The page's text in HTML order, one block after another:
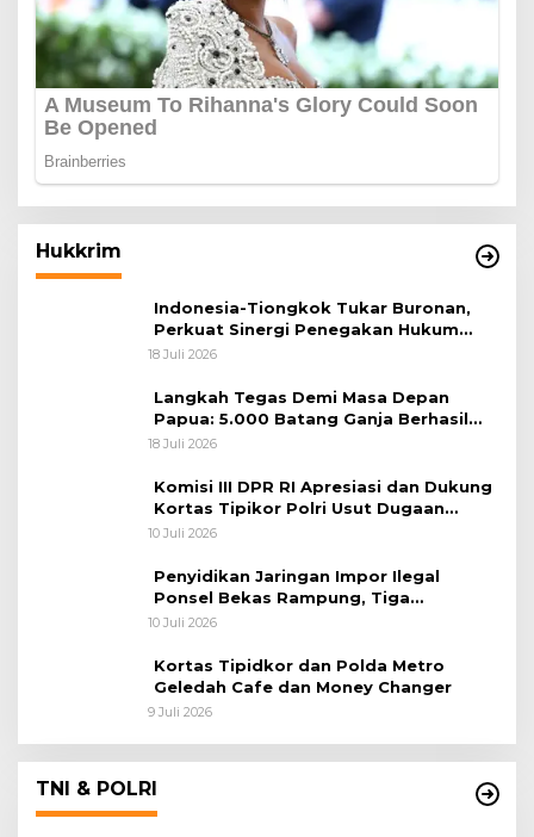
Hukkrim
Indonesia-Tiongkok Tukar Buronan,
Perkuat Sinergi Penegakan Hukum
Lintas Negara
18 Juli 2026
Langkah Tegas Demi Masa Depan
Papua: 5.000 Batang Ganja Berhasil
Diungkap Koops TNI Habema
18 Juli 2026
Komisi III DPR RI Apresiasi dan Dukung
Kortas Tipikor Polri Usut Dugaan
Korupsi Batu Bara
10 Juli 2026
Penyidikan Jaringan Impor Ilegal
Ponsel Bekas Rampung, Tiga
Tersangka Sudah P-21 dan Satu Buron
10 Juli 2026
Kortas Tipidkor dan Polda Metro
Geledah Cafe dan Money Changer
9 Juli 2026
TNI & POLRI